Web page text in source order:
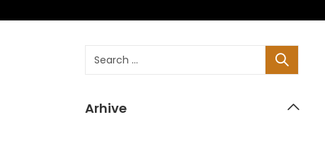
Arhive